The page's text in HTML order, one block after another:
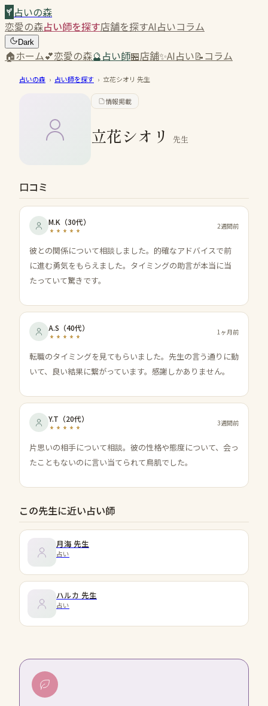
占いの森
恋愛の森占い師を探す店舗を探すAI占いコラム
Dark
🏠ホーム💕恋愛の森🔮占い師🏪店舗✨AI占い📝コラム
占いの森 › 占い師を探す › 立花シオリ 先生
情報掲載
立花シオリ 先生
口コミ
M.K （30代） 2週間前
彼との関係について相談しました。的確なアドバイスで前
に進む勇気をもらえました。タイミングの助言が本当に当
たっていて驚きです。
A.S （40代） 1ヶ月前
転職のタイミングを見てもらいました。先生の言う通りに動
いて、良い結果に繋がっています。感謝しかありません。
Y.T （20代） 3週間前
片思いの相手について相談。彼の性格や態度について、会っ
たこともないのに言い当てられて鳥肌でした。
この先生に近い占い師
月海 先生
占い
ハルカ 先生
占い